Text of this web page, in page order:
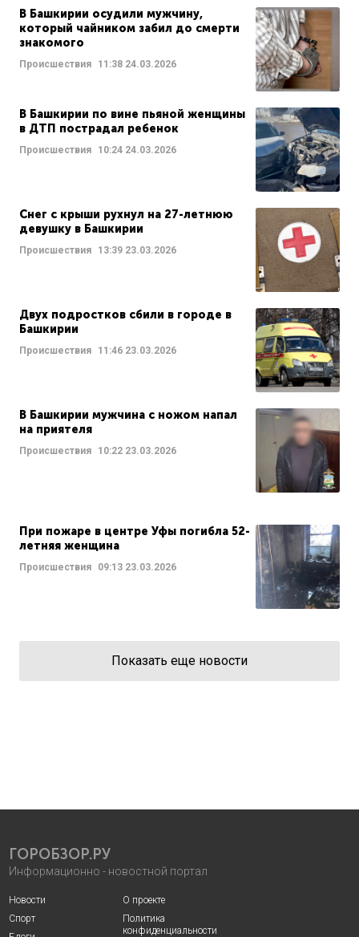
В Башкирии осудили мужчину,
который чайником забил до смерти
знакомого
Происшествия 11:38 24.03.2026
В Башкирии по вине пьяной женщины
в ДТП пострадал ребенок
Происшествия 10:24 24.03.2026
Снег с крыши рухнул на 27-летнюю
девушку в Башкирии
Происшествия 13:39 23.03.2026
Двух подростков сбили в городе в
Башкирии
Происшествия 11:46 23.03.2026
В Башкирии мужчина с ножом напал
на приятеля
Происшествия 10:22 23.03.2026
При пожаре в центре Уфы погибла 52-
летняя женщина
Происшествия 09:13 23.03.2026
Показать еще новости
ГОРОБЗОР.РУ
Информационно - новостной портал
Новости
Спорт
О проекте
Политика
конфиденциальности